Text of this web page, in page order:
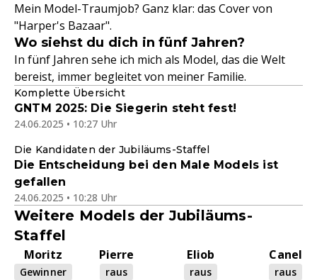
Mein Model-Traumjob? Ganz klar: das Cover von
"Harper's Bazaar".
Wo siehst du dich in fünf Jahren?
In fünf Jahren sehe ich mich als Model, das die Welt
bereist, immer begleitet von meiner Familie.
Komplette Übersicht
GNTM 2025: Die Siegerin steht fest!
24.06.2025 • 10:27 Uhr
Die Kandidaten der Jubiläums-Staffel
Die Entscheidung bei den Male Models ist
gefallen
24.06.2025 • 10:28 Uhr
Weitere Models der Jubiläums-
Staffel
Moritz
Gewinner
Pierre
raus
Eliob
raus
Canel
raus